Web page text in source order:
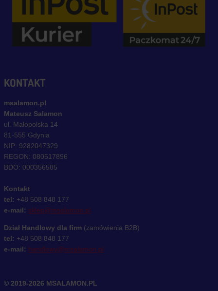
KONTAKT
msalamon.pl
Mateusz Salamon
ul. Małopolska 14
81-555 Gdynia
NIP: 9282047329
REGON: 080517896
BDO: 000356585
Kontakt
tel: +48 508 848 177
e-mail: sklep@msalamon.pl
Dział Handlowy dla firm (zamówienia B2B)
tel: +48 508 848 177
e-mail: handlowy@msalamon.pl
© 2019-2026 MSALAMON.PL